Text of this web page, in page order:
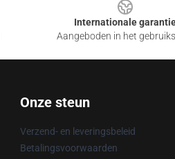
Internationale
Aangeboden in het
Onze steun
Verzend- en leveringsbeleid
Betalingsvoorwaarden